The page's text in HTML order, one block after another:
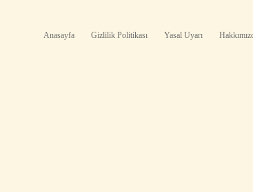
Anasayfa Gizlilik Politikası Yasal Uyarı